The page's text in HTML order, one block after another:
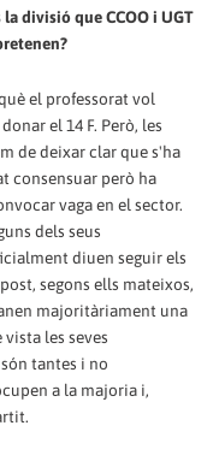
divisió que CCOO i UGT
el professorat vol
el 14 F. Però, les
de deixar clar que s'ha
consensuar però ha
vaga en el sector.
dels seus
diuen seguir els
segons ells mateixos,
majoritàriament una
les seves
tantes i no
a la majoria i,